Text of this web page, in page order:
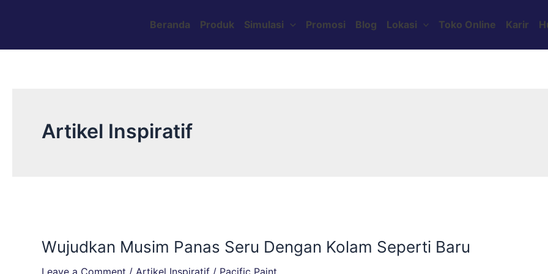
Beranda Produk Simulasi Promosi Blog Lokasi Toko Online Karir
Artikel Inspiratif
Wujudkan Musim Panas Seru Dengan Kolam Seperti Baru
Leave a Comment / Artikel Inspiratif / Pacific Paint
Panas